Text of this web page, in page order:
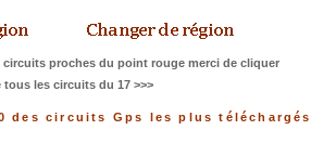
circuits proches du point rouge merci de cliquer
tous les circuits du 17 >>>
des circuits Gps les plus téléchargés